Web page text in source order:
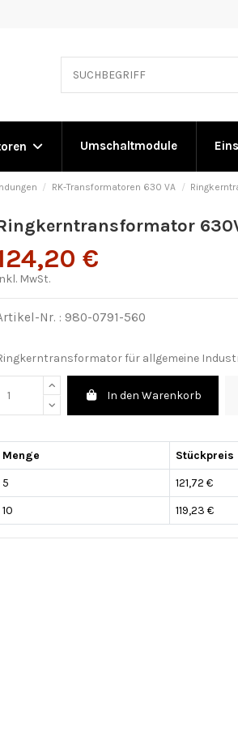
Umschaltmodule
RK-Transformatoren 630 VA
€
MwSt.
Nr. : 980-0791-560
für allgemeine
In den Warenkorb
Menge Stückpreis
5
121,72 €
10
119,23 €